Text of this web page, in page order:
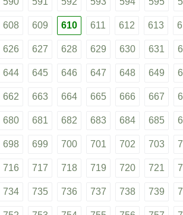
608 609 610 611 612 613
626 627 628 629 630 631
644 645 646 647 648 649
662 663 664 665 666 667
680 681 682 683 684 685
698 699 700 701 702 703
716 717 718 719 720 721
734 735 736 737 738 739